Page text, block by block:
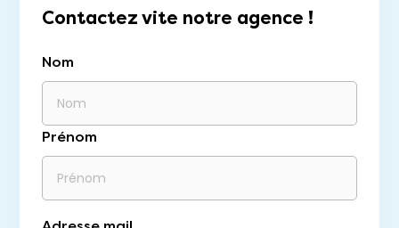
Contactez vite notre agence !
Nom
Prénom